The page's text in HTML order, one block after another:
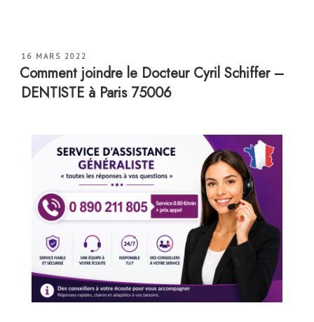
PUBLIÉ
LE
16 MARS 2022
Comment joindre le Docteur Cyril Schiffer –
DENTISTE à Paris 75006